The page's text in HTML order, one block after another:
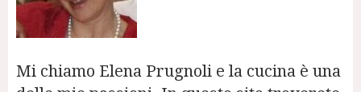
Mi chiamo Elena Prugnoli e la cucina è una